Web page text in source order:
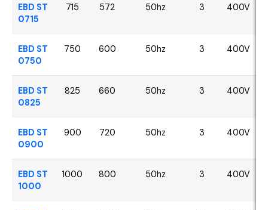
EBD ST
0715
715 572 50hz 3 400V
EBD ST
0750
750 600 50hz 3 400V
EBD ST
0825
825 660 50hz 3 400V
EBD ST
0900
900 720 50hz 3 400V
EBD ST
1000
1000 800 50hz 3 400V